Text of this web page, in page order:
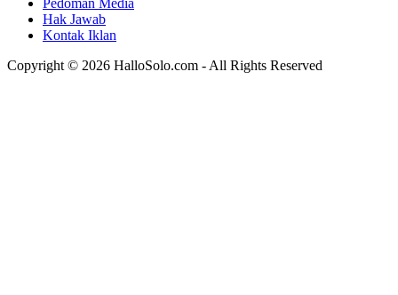
Hak Jawab
Kontak Iklan
Copyright © 2026 HalloSolo.com - All Rights Reserved